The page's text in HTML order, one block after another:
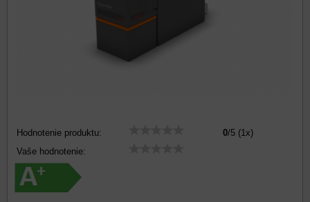
Hodnotenie produktu: 0/5 (1x)
Vaše hodnotenie: